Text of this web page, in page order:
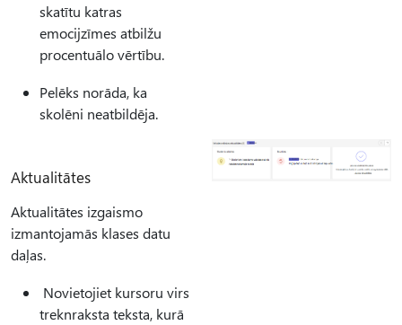
skatītu katras
emocijzīmes atbilžu
procentuālo vērtību.
Pelēks norāda, ka
skolēni neatbildēja.
Aktualitātes
Aktualitātes izgaismo
izmantojamās klases datu
daļas.
Novietojiet kursoru virs
treknraksta teksta, kurā